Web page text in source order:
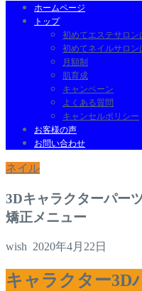
ホームページ
トップ
初めてエステサロン
初めてネイルサロン
月額制
肌育成
キャンペーン
よくある質問
キャンセルポリシー
お客様の声
お問い合わせ
ネイル
3Dキャラクターパー
矯正メニュー
wish 2020年4月22日
キャラクター3D